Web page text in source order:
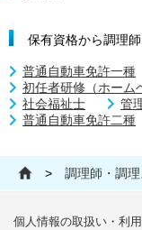
保有資格から調理
普通自動車免許一種
初任者研修（ホーム
社会福祉士
管
普通自動車免許二種
> 調理師・調
個人情報の取扱い・利